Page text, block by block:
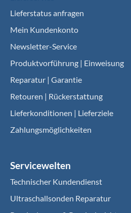
Lieferstatus anfragen
Mein Kundenkonto
Newsletter-Service
Produktvorführung | Einweisung
Reparatur | Garantie
Retouren | Rückerstattung
Lieferkonditionen | Lieferziele
Zahlungsmöglichkeiten
Servicewelten
Technischer Kundendienst
Ultraschallsonden Reparatur